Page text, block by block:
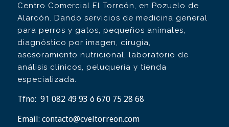
Centro Comercial El Torreón, en Pozuelo de
Alarcón. Dando servicios de medicina general
para perros y gatos, pequeños animales,
diagnóstico por imagen, cirugía,
asesoramiento nutricional, laboratorio de
análisis clínicos, peluquería y tienda
especializada.
Tfno: 91 082 49 93 ó 670 75 28 68
Email: contacto@cveltorreon.com